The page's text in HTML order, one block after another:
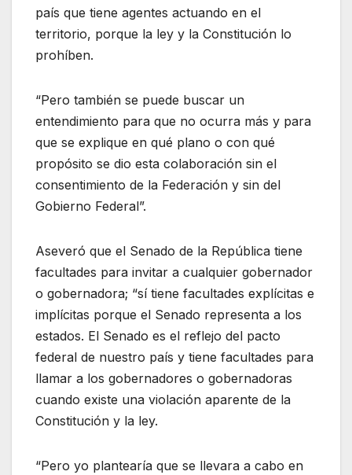
país que tiene agentes actuando en el
territorio, porque la ley y la Constitución lo
prohíben.
“Pero también se puede buscar un
entendimiento para que no ocurra más y para
que se explique en qué plano o con qué
propósito se dio esta colaboración sin el
consentimiento de la Federación y sin del
Gobierno Federal”.
Aseveró que el Senado de la República tiene
facultades para invitar a cualquier gobernador
o gobernadora; “sí tiene facultades explícitas e
implícitas porque el Senado representa a los
estados. El Senado es el reflejo del pacto
federal de nuestro país y tiene facultades para
llamar a los gobernadores o gobernadoras
cuando existe una violación aparente de la
Constitución y la ley.
“Pero yo plantearía que se llevara a cabo en